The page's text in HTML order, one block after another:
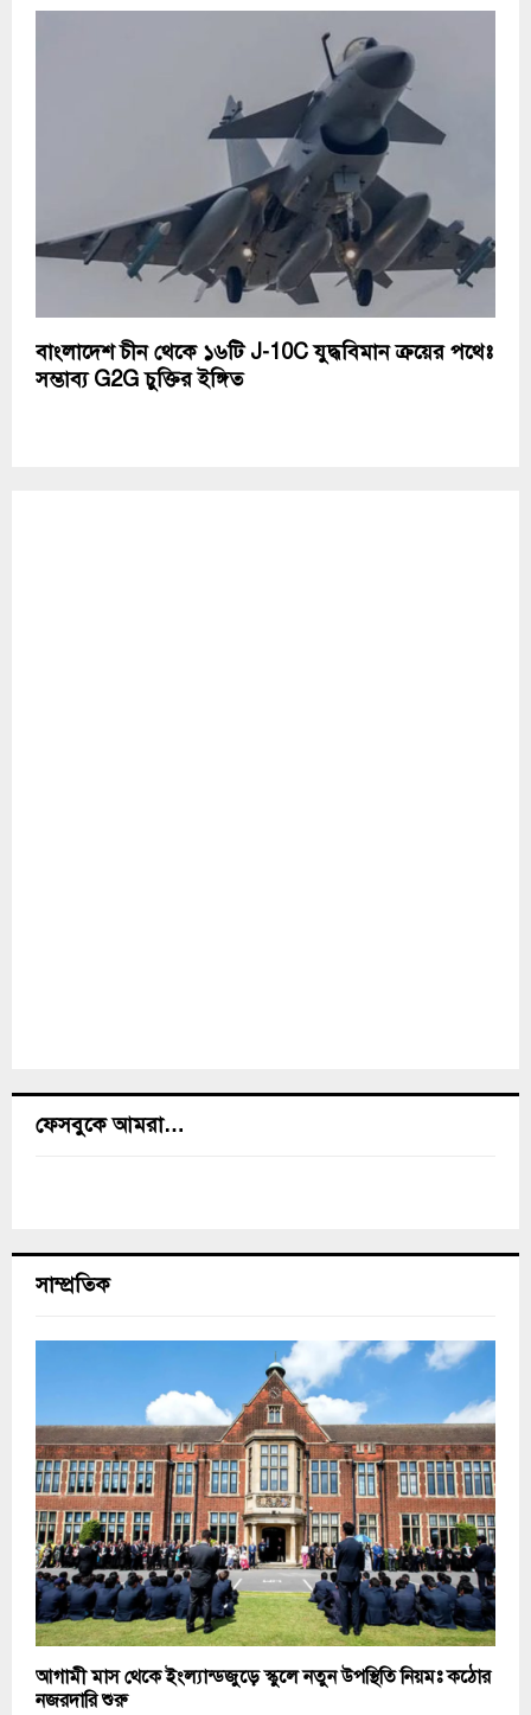
বাংলাদেশ চীন থেকে ১৬টি J-10C যুদ্ধবিমান ক্রয়ের পথেঃ
সম্ভাব্য G2G চুক্তির ইঙ্গিত
ফেসবুকে আমরা…
সাম্প্রতিক
আগামী মাস থেকে ইংল্যান্ডজুড়ে স্কুলে নতুন উপস্থিতি নিয়মঃ কঠোর
নজরদারি শুরু